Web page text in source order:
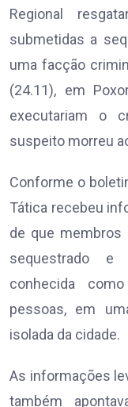
Regional
submetidas a
uma facção
(24.11), em
executariam o
suspeito morreu
Conforme o
Tática recebeu
de que membros
sequestrado e
conhecida
pessoas, em
isolada da cidade.
As informações
também